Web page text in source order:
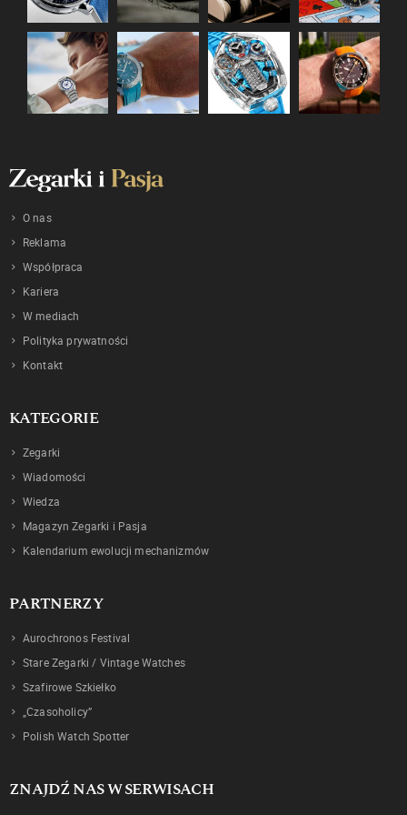
O nas
Reklama
Współpraca
Kariera
W mediach
Polityka prywatności
Kontakt
KATEGORIE
Zegarki
Wiadomości
Wiedza
Magazyn Zegarki i Pasja
Kalendarium ewolucji mechanizmów
PARTNERZY
Aurochronos Festival
Stare Zegarki / Vintage Watches
Szafirowe Szkiełko
„Czasoholicy”
Polish Watch Spotter
ZNAJDŹ NAS W SERWISACH